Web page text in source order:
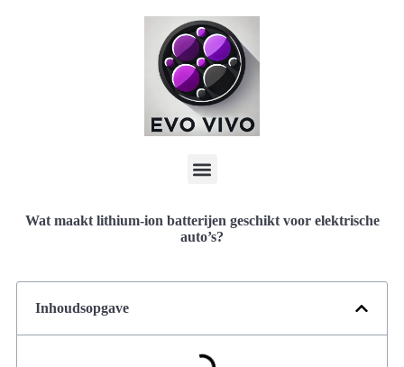
Wat maakt lithium-ion batterijen geschikt voor elektrische
auto’s?
Inhoudsopgave